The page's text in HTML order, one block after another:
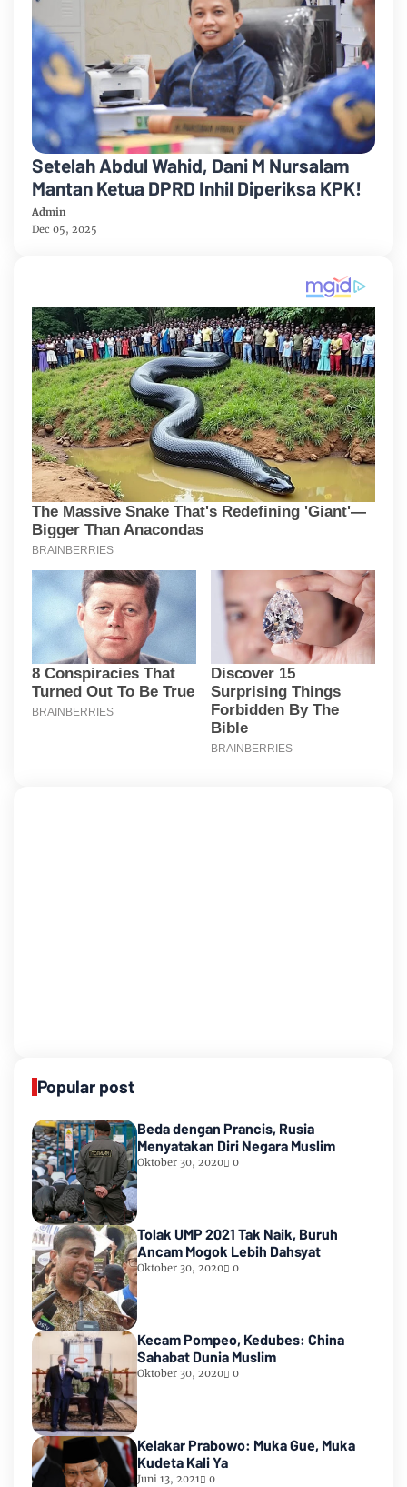
Setelah Abdul Wahid, Dani M Nursalam
Mantan Ketua DPRD Inhil Diperiksa KPK!
Admin
Dec 05, 2025
Popular post
Beda dengan Prancis, Rusia
Menyatakan Diri Negara Muslim
Oktober 30, 2020 0
Tolak UMP 2021 Tak Naik, Buruh
Ancam Mogok Lebih Dahsyat
Oktober 30, 2020 0
Kecam Pompeo, Kedubes: China
Sahabat Dunia Muslim
Oktober 30, 2020 0
Kelakar Prabowo: Muka Gue, Muka
Kudeta Kali Ya
Juni 13, 2021 0